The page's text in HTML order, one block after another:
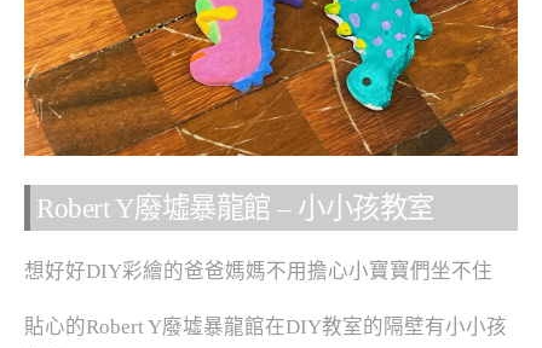
Robert Y廢墟暴龍館 – 小小孩教室
想好好DIY彩繪的爸爸媽媽不用擔心小寶寶們坐不住
貼心的Robert Y廢墟暴龍館在DIY教室的隔壁有小小孩